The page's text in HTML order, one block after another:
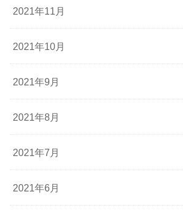
2021年11月
2021年10月
2021年9月
2021年8月
2021年7月
2021年6月